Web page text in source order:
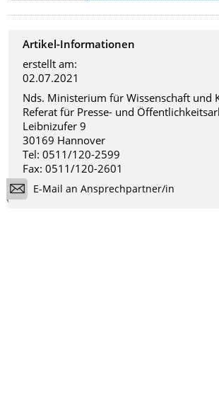
Artikel-Informationen
erstellt am:
02.07.2021
Nds. Ministerium für Wissenschaft und
Referat für Presse- und
Leibnizufer 9
30169 Hannover
Tel: 0511/120-2599
Fax: 0511/120-2601
E-Mail an Ansprechpartner/in